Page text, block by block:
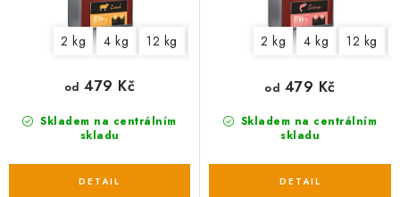
2 kg 4 kg 12 kg
Skladem na centrálním
skladu
od 479 Kč
2 kg 4 kg 12 kg
Skladem na centrálním
skladu
od 479 Kč